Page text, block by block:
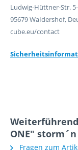
Ludwig-Hüttner-Str.
95679 WaIdershof,
cube.eu/contact
ONE"
Fragen zum